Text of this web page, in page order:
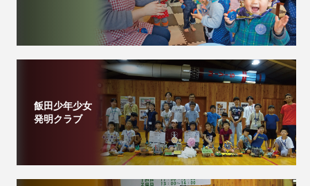
飯田少年少女
発明クラブ